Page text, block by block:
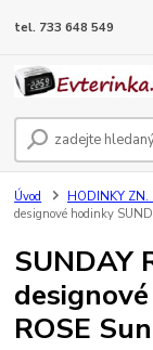
tel. 733 648 549
Úvod HODINKY ZN.
designové hodinky
SUNDAY
ROSE